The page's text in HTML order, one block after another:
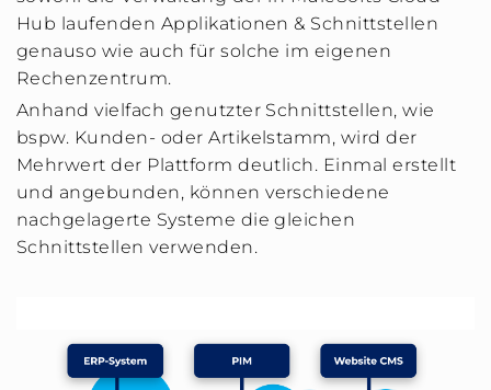
Hub laufenden Applikationen & Schnittstellen
genauso wie auch für solche im eigenen
Rechenzentrum.
Anhand vielfach genutzter Schnittstellen, wie
bspw. Kunden- oder Artikelstamm, wird der
Mehrwert der Plattform deutlich. Einmal erstellt
und angebunden, können verschiedene
nachgelagerte Systeme die gleichen
Schnittstellen verwenden.